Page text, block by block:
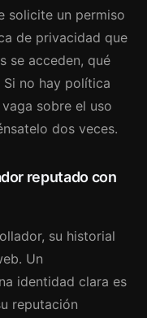
solicite un permiso
de privacidad que
se acceden, qué
Si no hay política
sobre el uso
dos veces.
reputado con
su historial
Un
identidad clara es
reputación